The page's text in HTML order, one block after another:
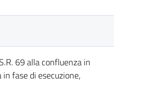
69 alla confluenza in
fase di esecuzione,